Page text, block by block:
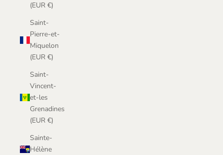
(EUR €)
Saint-
Pierre-et-
Miquelon
(EUR €)
Saint-
Vincent-
et-les
Grenadines
(EUR €)
Sainte-
Hélène